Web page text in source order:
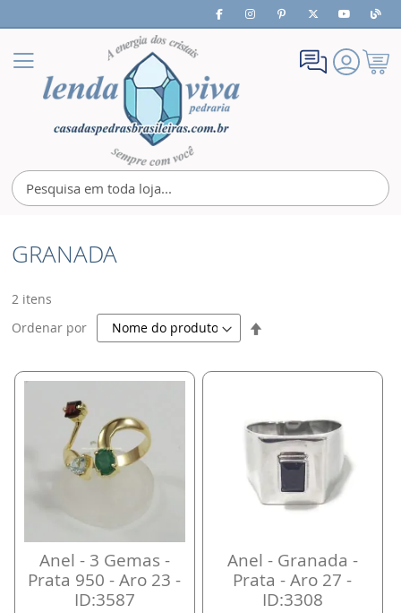
Nav
Meu
GRANADA
2 itens
Ordenar por
Anel - 3 Gemas -
Prata 950 - Aro 23 -
ID:3587
Anel - Granada -
Prata - Aro 27 -
ID:3308